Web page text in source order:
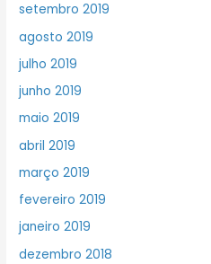
setembro 2019
agosto 2019
julho 2019
junho 2019
maio 2019
abril 2019
março 2019
fevereiro 2019
janeiro 2019
dezembro 2018